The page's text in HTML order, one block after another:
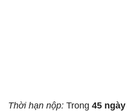
Thời hạn nộp: Trong 45 ngày